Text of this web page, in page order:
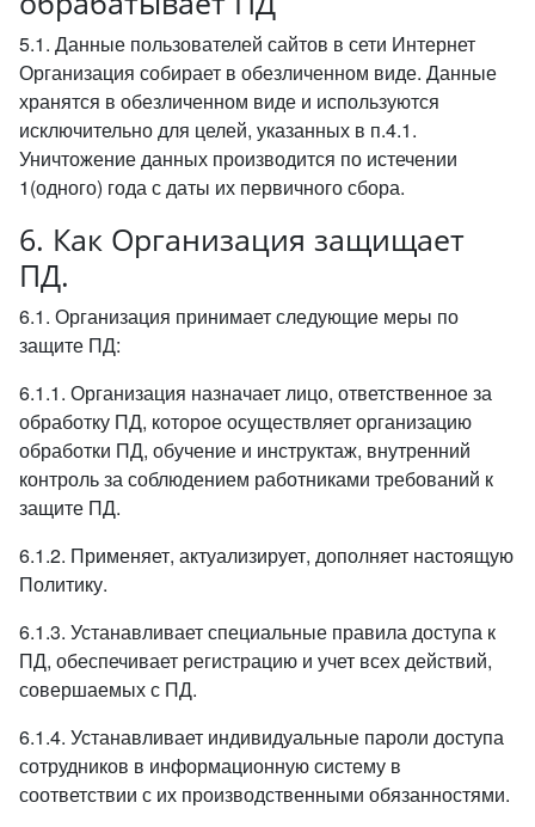
5.1. Данные пользователей сайтов в сети Интернет
Организация собирает в обезличенном виде. Данные
хранятся в обезличенном виде и используются
исключительно для целей, указанных в п.4.1.
Уничтожение данных производится по истечении
1(одного) года с даты их первичного сбора.
6. Как Организация защищает
ПД.
6.1. Организация принимает следующие меры по
защите ПД:
6.1.1. Организация назначает лицо, ответственное за
обработку ПД, которое осуществляет организацию
обработки ПД, обучение и инструктаж, внутренний
контроль за соблюдением работниками требований к
защите ПД.
6.1.2. Применяет, актуализирует, дополняет настоящую
Политику.
6.1.3. Устанавливает специальные правила доступа к
ПД, обеспечивает регистрацию и учет всех действий,
совершаемых с ПД.
6.1.4. Устанавливает индивидуальные пароли доступа
сотрудников в информационную систему в
соответствии с их производственными обязанностями.